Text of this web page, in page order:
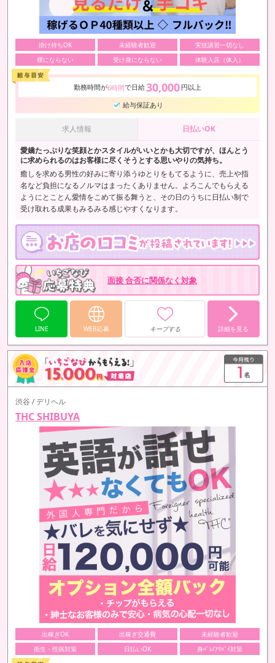
掛け持ちOK 未経験者歓迎
実技講習一切なし
裸にならない
受け身にならない 体験入店（体入）
勤務時間が6時間で日給30,000 円以上
給与保証あり
求人情報 日払いOK
愛嬌たっぷりな笑顔とかスタイルがいいとかも大切ですが、ほんとう
に求められるのはお客様に尽くそうとする思いやりの気持ち。
癒しを求める男性の好みに寄り添うゆとりをもてるように、売上や指
名など負担になるノルマはまったくありません。よろこんでもらえる
ようにとことん愛情をこめて振る舞うと、その日のうちに日払い制で
受け取れる成果もみるみる感じやすくなります。
面接 合否に関係なく対象
LINE WEB応募 キープする 詳細を見る
渋谷 / デリヘル
THC SHIBUYA
出稼ぎOK 出稼ぎ交通費
未経験者歓迎
衛生・性病対策
日払いOK 身ﾊﾞﾚ/ｱﾘﾊﾞｲ対策